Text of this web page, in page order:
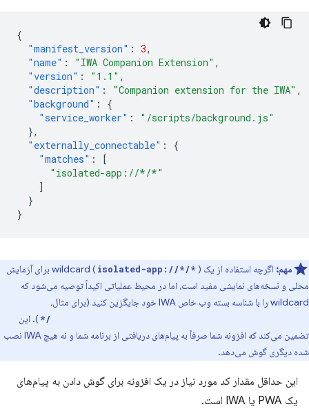
{
"manifest_version" : 3,
"name" : "IWA Companion Extension" ,
"version" : "1.1" ,
"description" : "Companion extension for the IWA" ,
"background" :
{
"service_worker" :
"/scripts/background.js"
},
"externally_connectable" :
{
"matches" :
[
"isolated-app://*/*"
]
}
}
مهم: اگرچه استفاده از یک wildcard ( isolated-app://*/*
) برای آزمایش
محلی و نسخه‌های نمایشی مفید است، اما در محیط عملیاتی اکیداً توصیه می‌شود که
wildcard را با شناسه بسته وب خاص IWA خود جایگزین کنید (برای مثال،
). این
تضمین می‌کند که افزونه شما صرفاً به پیام‌های دریافتی از برنامه شما و نه هیچ IWA نصب
شده دیگری گوش می‌دهد.
این حداقل مقدار کد مورد نیاز در یک افزونه برای گوش دادن به پیام‌های
یک PWA یا IWA است.